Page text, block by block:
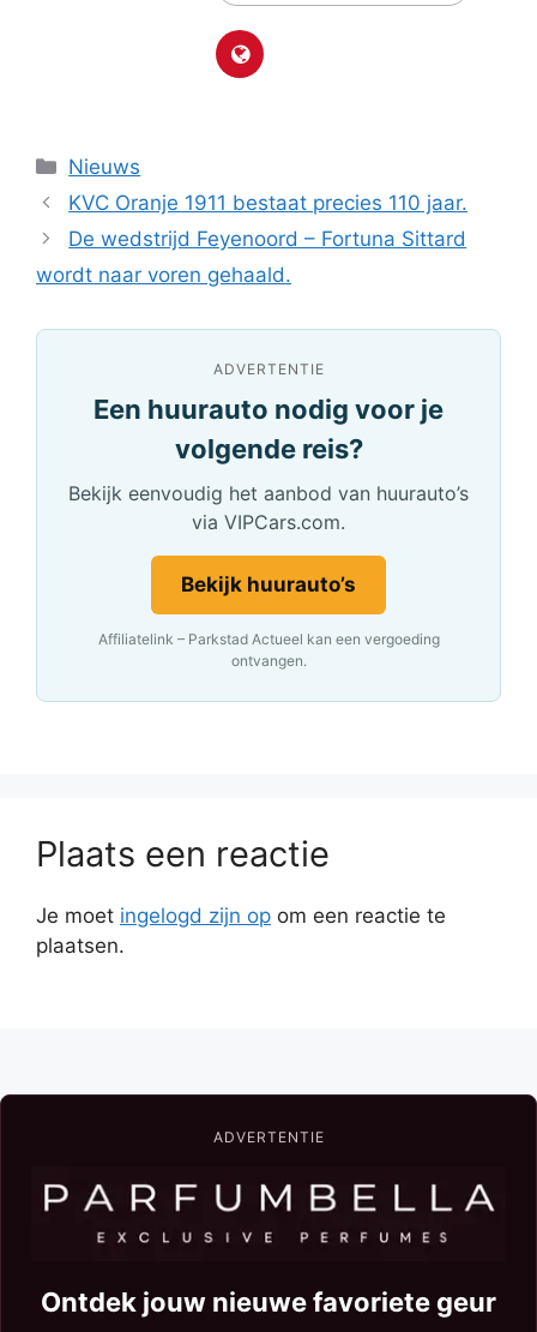
Categorieën
Nieuws
KVC Oranje 1911 bestaat precies 110 jaar.
De wedstrijd Feyenoord – Fortuna Sittard
wordt naar voren gehaald.
ADVERTENTIE
Een huurauto nodig voor je
volgende reis?
Bekijk eenvoudig het aanbod van huurauto’s
via VIPCars.com.
Bekijk huurauto’s
Affiliatelink – Parkstad Actueel kan een vergoeding
ontvangen.
Plaats een reactie
Je moet ingelogd zijn op om een reactie te
plaatsen.
ADVERTENTIE
Ontdek jouw nieuwe favoriete geur